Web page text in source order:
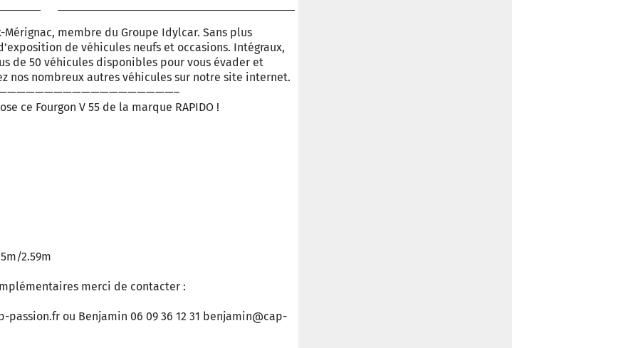
Mérignac, membre du Groupe Idylcar. Sans plus
de véhicules neufs et occasions. Intégraux,
de 50 véhicules disponibles pour vous évader et
nos nombreux autres véhicules sur notre site internet.
ce Fourgon V 55 de la marque RAPIDO !
2.59m
merci de contacter :
passion.fr ou Benjamin 06 09 36 12 31 benjamin@cap-